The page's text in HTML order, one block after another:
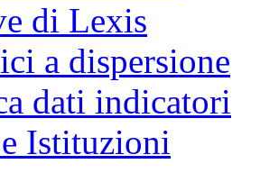
di Lexis
a dispersione
dati indicatori
Istituzioni